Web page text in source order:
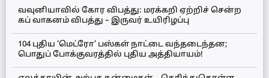
வவுனியாவில் கோர விபத்து: மரக்கறி ஏற்றிச் சென்ற
கப் வாகனம் விபத்து – இருவர் உயிரிழப்பு
104 புதிய ‘மெட்ரோ’ பஸ்கள் நாட்டை வந்தடைந்தன;
பொதுப் போக்குவரத்தில் புதிய அத்தியாயம்!